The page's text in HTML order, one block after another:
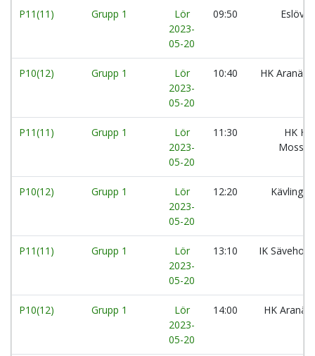
P11(11) Grupp 1
Lör
2023-
05-20
09:50 Eslövs
P10(12) Grupp 1
Lör
2023-
05-20
10:40 HK
P11(11) Grupp 1
Lör
2023-
05-20
11:30
HK
P10(12) Grupp 1
Lör
2023-
05-20
12:20 Kävlinge
P11(11) Grupp 1
Lör
2023-
05-20
13:10 IK
P10(12) Grupp 1
Lör
2023-
05-20
14:00 HK